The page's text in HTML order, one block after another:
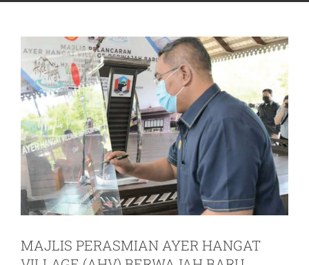
MAJLIS PERASMIAN AYER HANGAT